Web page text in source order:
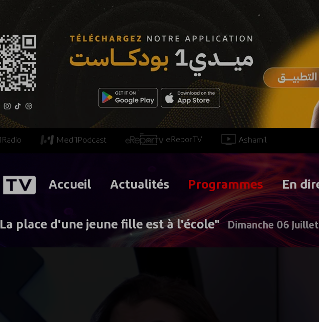
Ashamil
eReporTV
Medi1Podcast
En
Programmes
Actualités
Accueil
Dimanche 06
place d'une jeune fille est à l'école"